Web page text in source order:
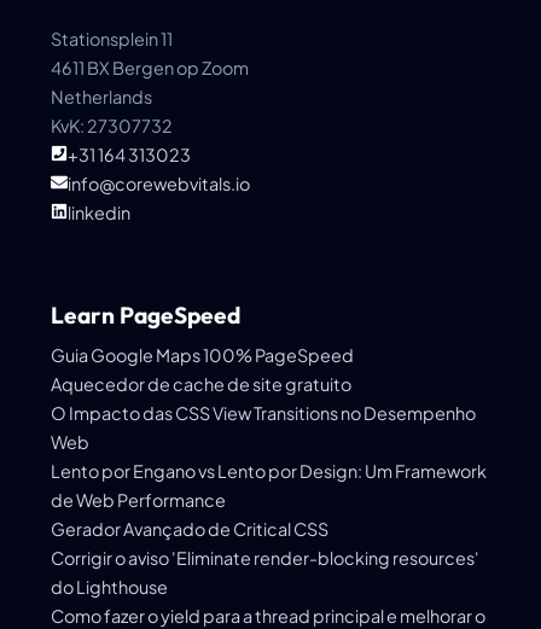
Stationsplein 11
4611 BX Bergen op Zoom
Netherlands
KvK: 27307732
+31 164 313023
info@corewebvitals.io
linkedin
Learn PageSpeed
Guia Google Maps 100% PageSpeed
Aquecedor de cache de site gratuito
O Impacto das CSS View Transitions no Desempenho
Web
Lento por Engano vs Lento por Design: Um Framework
de Web Performance
Gerador Avançado de Critical CSS
Corrigir o aviso 'Eliminate render-blocking resources'
do Lighthouse
Como fazer o yield para a thread principal e melhorar o